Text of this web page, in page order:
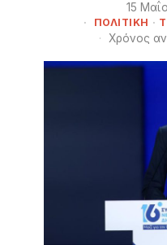
15
ΠΟΛΙΤΙΚΗ ·
Χρόνος